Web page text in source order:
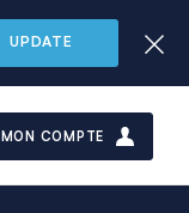
UPDATE
MON COMPTE